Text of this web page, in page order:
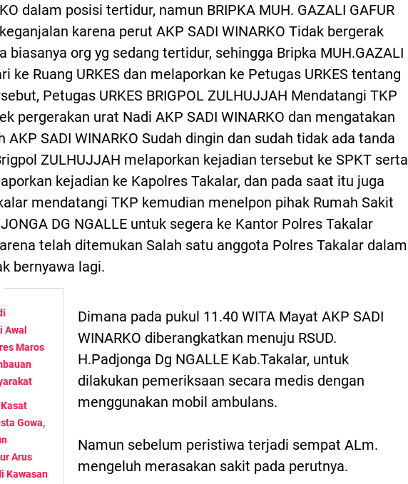
dalam posisi tertidur, namun BRIPKA MUH. GAZALI GAFUR
karena perut AKP SADI WINARKO Tidak bergerak
biasanya org yg sedang tertidur, sehingga Bripka MUH.GAZALI
ke Ruang URKES dan melaporkan ke Petugas URKES tentang
Petugas URKES BRIGPOL ZULHUJJAH Mendatangi TKP
pergerakan urat Nadi AKP SADI WINARKO dan mengatakan
AKP SADI WINARKO Sudah dingin dan sudah tidak ada tanda
ZULHUJJAH melaporkan kejadian tersebut ke SPKT serta
kejadian ke Kapolres Takalar, dan pada saat itu juga
mendatangi TKP kemudian menelpon pihak Rumah Sakit
DG NGALLE untuk segera ke Kantor Polres Takalar
telah ditemukan Salah satu anggota Polres Takalar dalam
bernyawa lagi.
Awal
Maros
Gowa,
Arus
Kawasan
Dimana pada pukul 11.40 WITA Mayat AKP SADI
WINARKO diberangkatkan menuju RSUD.
H.Padjonga Dg NGALLE Kab.Takalar, untuk
dilakukan pemeriksaan secara medis dengan
menggunakan mobil ambulans.
Namun sebelum peristiwa terjadi sempat ALm.
mengeluh merasakan sakit pada perutnya.